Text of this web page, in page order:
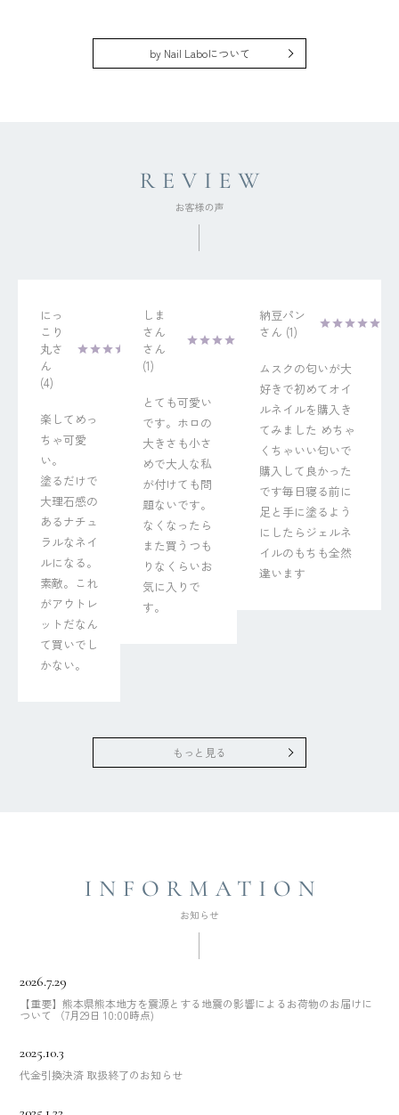
by Nail Laboについて
にっ
こり
丸
4
楽してめっ
ちゃ可愛
い。
塗るだけで
大理石感の
あるナチュ
ラルなネイ
ルになる。
素敵。これ
がアウトレ
ットだなん
て買いでし
かない。
しま
さん
1
とても可愛い
です。ホロの
大きさも小さ
めで大人な私
が付けても問
題ないです。
なくなったら
また買うつも
りなくらいお
気に入りで
す。
納豆パン
1
ムスクの匂いが大
好きで初めてオイ
ルネイルを購入き
てみました めちゃ
くちゃいい匂いで
購入して良かった
です毎日寝る前に
足と手に塗るよう
にしたらジェルネ
イルのもちも全然
違います
もっと見る
2026.7.29
【重要】熊本県熊本地方を震源とする地震の影響によるお荷物のお届けに
ついて （7月29日 10:00時点)
2025.10.3
代金引換決済 取扱終了のお知らせ